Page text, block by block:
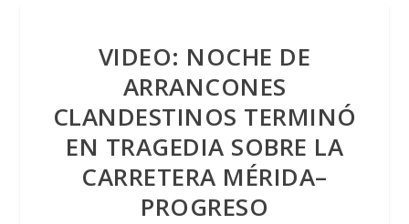
VIDEO: NOCHE DE
ARRANCONES
CLANDESTINOS TERMINÓ
EN TRAGEDIA SOBRE LA
CARRETERA MÉRIDA–
PROGRESO